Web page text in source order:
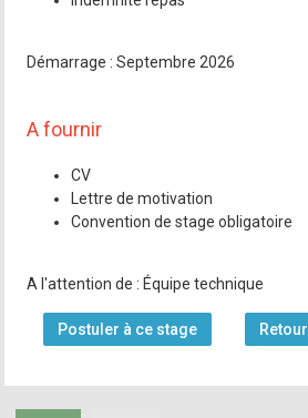
Démarrage : Septembre 2026
A fournir
CV
Lettre de motivation
Convention de stage obligatoire
A l'attention de : Équipe technique
Postuler à ce stage Retour